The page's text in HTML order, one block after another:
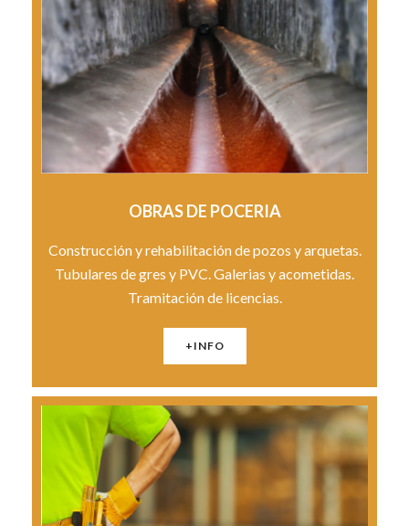
OBRAS DE POCERIA
Construcción y rehabilitación de pozos y arquetas.
Tubulares de gres y PVC. Galerias y acometidas.
Tramitación de licencias.
+INFO